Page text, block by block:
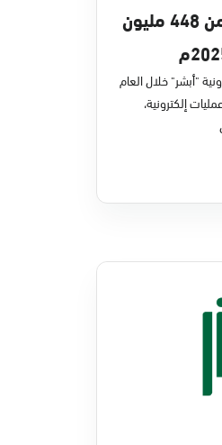
منصة أبشر تنفّذ أكثر من 448 مليون
"أبشر" خلال العام
(2025) 448,243,708 عمليات إلكترونية،